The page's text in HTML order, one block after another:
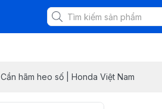
Cần hãm heo số | Honda Việt Nam